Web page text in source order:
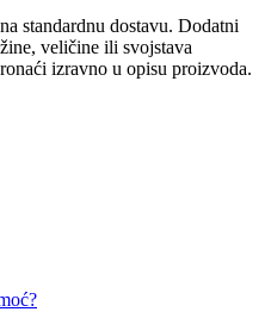
standardnu ​​dostavu. Dodatni
veličine ili svojstava
izravno u opisu proizvoda.